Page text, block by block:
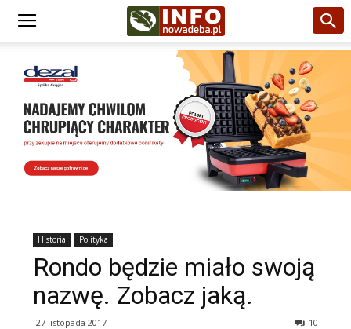
Historia Polityka
Rondo będzie miało swoją
nazwę. Zobacz jaką.
27 listopada 2017 10